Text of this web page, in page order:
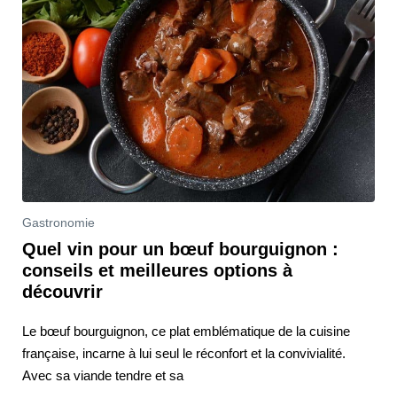
Gastronomie
Quel vin pour un bœuf bourguignon :
conseils et meilleures options à
découvrir
Le bœuf bourguignon, ce plat emblématique de la cuisine
française, incarne à lui seul le réconfort et la convivialité.
Avec sa viande tendre et sa